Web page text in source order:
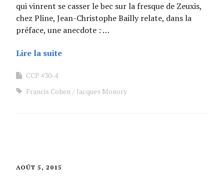
qui vinrent se casser le bec sur la fresque de Zeuxis,
chez Pline, Jean-Christophe Bailly relate, dans la
préface, une anecdote : …
Lire la suite
CCP #30-4
Francis Cohen
Jacques Monory
AOÛT 5, 2015